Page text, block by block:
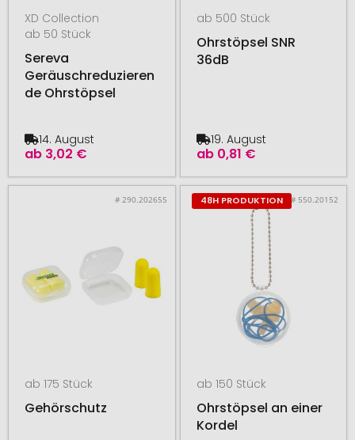
XD Collection
ab 50 Stück
Sereva
Geräuschreduzieren
de Ohrstöpsel
ab 3,02 €
14. August
ab 500 Stück
Ohrstöpsel SNR
36dB
ab 0,81 €
19. August
# 290.202655
ab 175 Stück
Gehörschutz
48H PRODUKTION # 550.20152
ab 150 Stück
Ohrstöpsel an einer
Kordel